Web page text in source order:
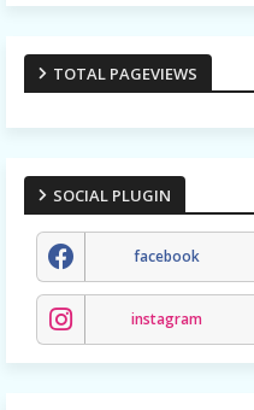
TOTAL PAGEVIEWS
SOCIAL PLUGIN
facebook
instagram